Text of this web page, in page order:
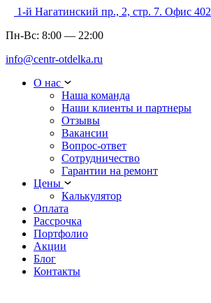
1-й Нагатинский пр., 2, стр. 7. Офис 402
Пн-Вс: 8:00 — 22:00
info@centr-otdelka.ru
О нас
Наша команда
Наши клиенты и партнеры
Отзывы
Вакансии
Вопрос-ответ
Сотрудничество
Гарантии на ремонт
Цены
Калькулятор
Оплата
Рассрочка
Портфолио
Акции
Блог
Контакты